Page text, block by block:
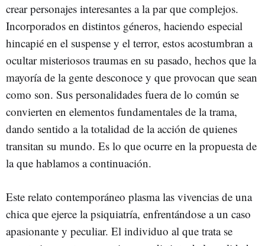
crear personajes interesantes a la par que complejos.
Incorporados en distintos géneros, haciendo especial
hincapié en el suspense y el terror, estos acostumbran a
ocultar misteriosos traumas en su pasado, hechos que la
mayoría de la gente desconoce y que provocan que sean
como son. Sus personalidades fuera de lo común se
convierten en elementos fundamentales de la trama,
dando sentido a la totalidad de la acción de quienes
transitan su mundo. Es lo que ocurre en la propuesta de
la que hablamos a continuación.
Este relato contemporáneo plasma las vivencias de una
chica que ejerce la psiquiatría, enfrentándose a un caso
apasionante y peculiar. El individuo al que trata se